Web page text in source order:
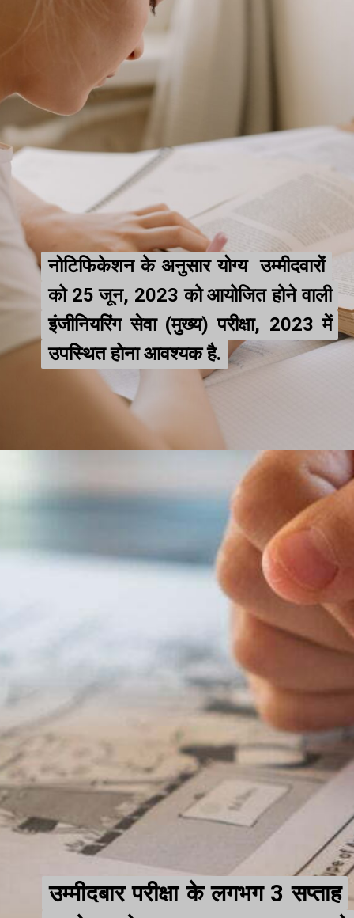
नोटिफिकेशन के अनुसार योग्य उम्मीदवारों
को 25 जून, 2023 को आयोजित होने वाली
इंजीनियरिंग सेवा (मुख्य) परीक्षा, 2023 में
उपस्थित होना आवश्यक है.
नोटिफिकेशन के अनुसार योग्य उम्मीदवारों
को 25 जून, 2023 को आयोजित होने वाली
इंजीनियरिंग सेवा (मुख्य) परीक्षा, 2023 में
उपस्थित होना आवश्यक है.
उम्मीदबार परीक्षा के लगभग 3 सप्ताह
उम्मीदबार परीक्षा के लगभग 3 सप्ताह